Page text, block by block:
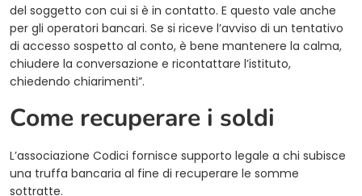
del soggetto con cui si è in contatto. E questo vale anche
per gli operatori bancari. Se si riceve l’avviso di un tentativo
di accesso sospetto al conto, è bene mantenere la calma,
chiudere la conversazione e ricontattare l’istituto,
chiedendo chiarimenti”.
Come recuperare i soldi
L’associazione Codici fornisce supporto legale a chi subisce
una truffa bancaria al fine di recuperare le somme
sottratte.